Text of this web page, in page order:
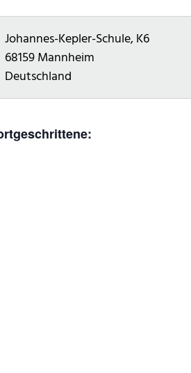
Johannes-Kepler-Schule, K6
68159 Mannheim
Deutschland